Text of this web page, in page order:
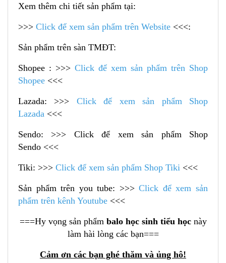
Xem thêm chi tiết sản phẩm tại:
>>> Click để xem sản phẩm trên Website <<<:
Sản phẩm trên sàn TMĐT:
Shopee : >>> Click để xem sản phẩm trên Shop
Shopee <<<
Lazada: >>> Click để xem sản phẩm Shop
Lazada <<<
Sendo: >>> Click để xem sản phẩm Shop
Sendo <<<
Tiki: >>> Click để xem sản phẩm Shop Tiki <<<
Sản phẩm trên you tube: >>>Click để xem sản
phẩm trên kênh Youtube <<<
===Hy vọng sản phẩm balo học sinh tiểu học này
làm hài lòng các bạn===
Cảm ơn các bạn ghé thăm và ủng hô!